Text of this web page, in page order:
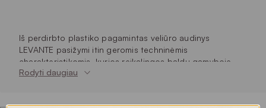
Iš perdirbto plastiko pagamintas veliūro audinys
LEVANTE pasižymi itin geromis techninėmis
charakteristikomis, kurios reikalingos baldų gamyboje.
Audinys labai tvirtas, atsparus trinčiai, vandens įsigėrimui
Rodyti daugiau